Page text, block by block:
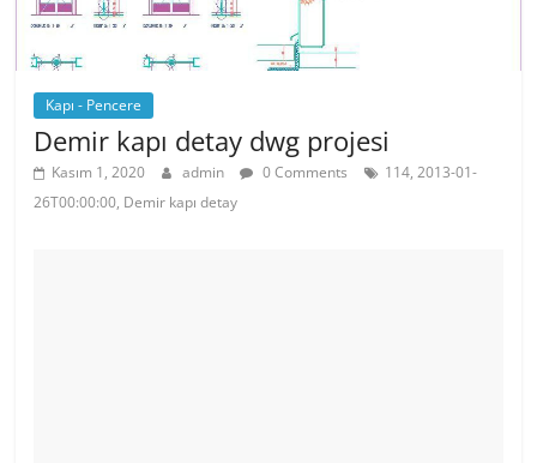
Kapı - Pencere
Demir kapı detay dwg projesi
Kasım 1, 2020 admin 0 Comments
114, 2013-01-
26T00:00:00, Demir kapı detay